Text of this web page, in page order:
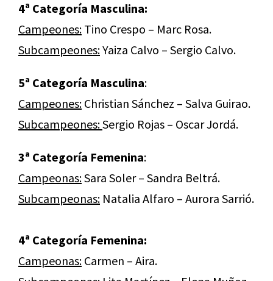
4ª Categoría Masculina:
Campeones: Tino Crespo – Marc Rosa.
Subcampeones:Yaiza Calvo – Sergio Calvo.
5ª Categoría Masculina:
Campeones: Christian Sánchez – Salva Guirao.
Subcampeones:Sergio Rojas – Oscar Jordá.
3ª Categoría Femenina:
Campeonas:Sara Soler – Sandra Beltrá.
Subcampeonas: Natalia Alfaro – Aurora Sarrió.
4ª Categoría Femenina:
Campeonas: Carmen – Aira.